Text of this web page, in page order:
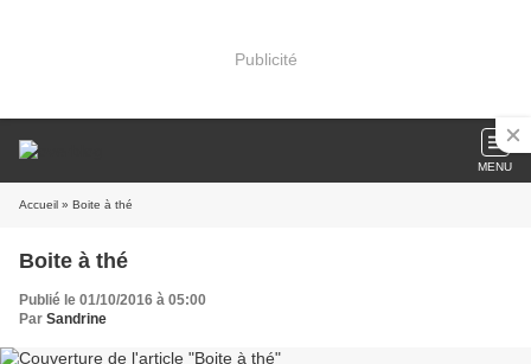
Publicité
MENU
Accueil » Boite à thé
Boite à thé
Publié le 01/10/2016 à 05:00
Par Sandrine